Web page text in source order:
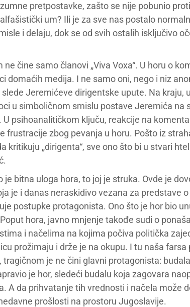
pretpostavke, zašto se nije pobunio
um? Ili je za sve nas postalo
i delaju, dok se od svih ostalih isključivo
čine samo članovi „Viva Voxa“. U horu o
domaćih medija. I ne samo oni, nego i niz
Jeremićeve dirigentske upute. Na kraju,
u simboličnom smislu postave Jeremića na
psihoanalitičkom ključu, reakcije na
frustracije zbog pevanja u horu. Pošto iz
kritikuju „dirigenta“, sve ono što bi u stvari
bitna uloga hora, to joj je struka. Ovde je
je i danas neraskidivo vezana za predstave
postupke protagonista. Ono što je hor bio
hora, javno mnjenje takođe sudi o
i načelima na kojima počiva politička
prožimaju i drže je na okupu. I tu naša farsa
je ne čini glavni protagonista:
je hor, sledeći budalu koja zagovara
A da prihvatanje tih vrednosti i načela može
prošlosti na prostoru Jugoslavije.